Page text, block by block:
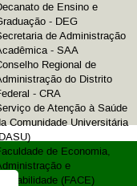
de Ensino e
- DEG
de Administração
- SAA
Regional de
do Distrito
- CRA
de Atenção à Saúde
Comunidade Universitária
de Economia,
e
Contabilidade (FACE)